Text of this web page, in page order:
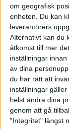
om geografisk
enheten. Du kan
leverantörers
Alternativt kan du
åtkomst till mer
inställningar innan
av dina
du har rätt att
inställningar
helst ändra dina
genom att gå
"Integritet" längst
oktober
04 juni 2025